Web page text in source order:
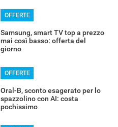
OFFERTE
Samsung, smart TV top a prezzo
mai così basso: offerta del
giorno
OFFERTE
Oral-B, sconto esagerato per lo
spazzolino con AI: costa
pochissimo